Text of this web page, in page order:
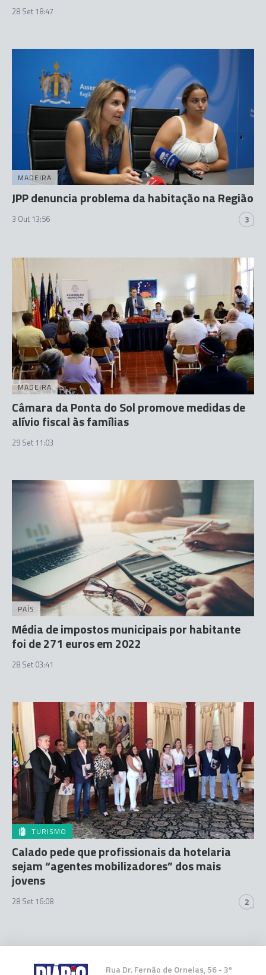
28 Set 18:47
MADEIRA
JPP denuncia problema da habitação na Região
3 Out 13:56 3
MADEIRA
Câmara da Ponta do Sol promove medidas de
alívio fiscal às famílias
29 Set 11:03
PAÍS
Média de impostos municipais por habitante
foi de 271 euros em 2022
28 Set 03:41
TURISMO
Calado pede que profissionais da hotelaria
sejam “agentes mobilizadores” dos mais
jovens
28 Set 16:08 2
Rua Dr. Fernão de Ornelas, 56 - 3º